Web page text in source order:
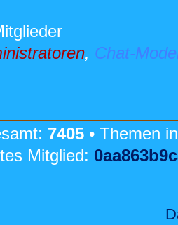
, Chat-
7405 • Themen
Mitglied: